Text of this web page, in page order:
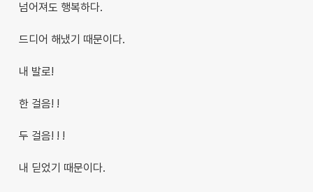
넘어져도 행복하다.
드디어 해냈기 때문이다.
내 발로!
한 걸음! !
두 걸음! ! !
내 딛었기 때문이다.